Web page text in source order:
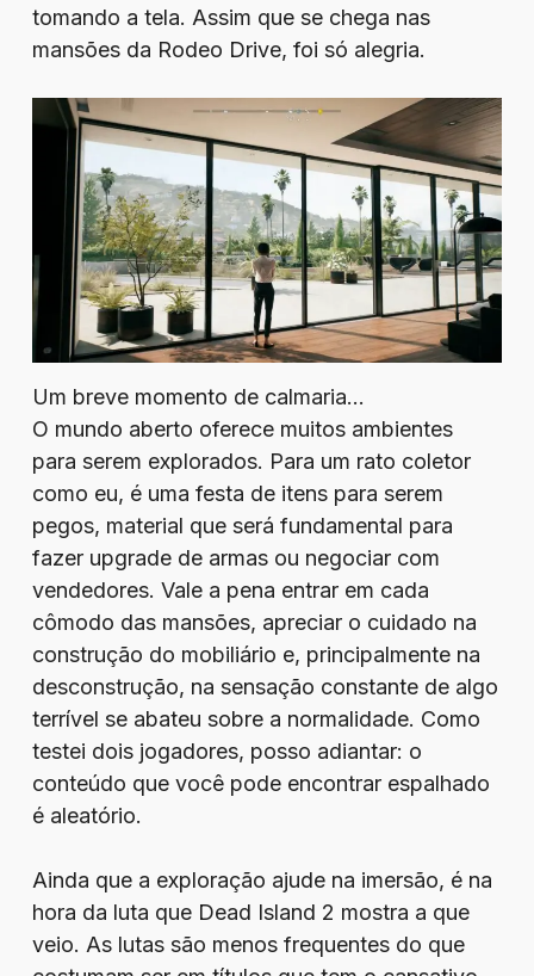
tomando a tela. Assim que se chega nas
mansões da Rodeo Drive, foi só alegria.
Um breve momento de calmaria…
O mundo aberto oferece muitos ambientes
para serem explorados. Para um rato coletor
como eu, é uma festa de itens para serem
pegos, material que será fundamental para
fazer upgrade de armas ou negociar com
vendedores. Vale a pena entrar em cada
cômodo das mansões, apreciar o cuidado na
construção do mobiliário e, principalmente na
desconstrução, na sensação constante de algo
terrível se abateu sobre a normalidade. Como
testei dois jogadores, posso adiantar: o
conteúdo que você pode encontrar espalhado
é aleatório.
Ainda que a exploração ajude na imersão, é na
hora da luta que Dead Island 2 mostra a que
veio. As lutas são menos frequentes do que